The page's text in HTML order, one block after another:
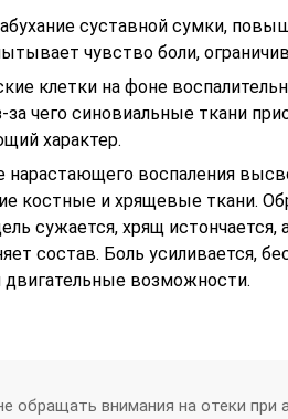
суставной сумки,
чувство боли,
клетки на фоне
за чего синовиальные ткани
характер.
нарастающего воспаления
костные и хрящевые ткани.
сужается, хрящ
состав. Боль усиливается,
двигательные возможности.
обращать внимания на отеки при